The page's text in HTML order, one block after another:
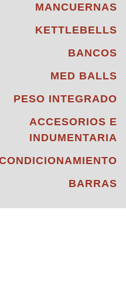
MANCUERNAS
KETTLEBELLS
BANCOS
MED BALLS
PESO INTEGRADO
ACCESORIOS E
INDUMENTARIA
BARRAS